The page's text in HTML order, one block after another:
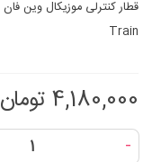
Train
4,180,000 تومان
-